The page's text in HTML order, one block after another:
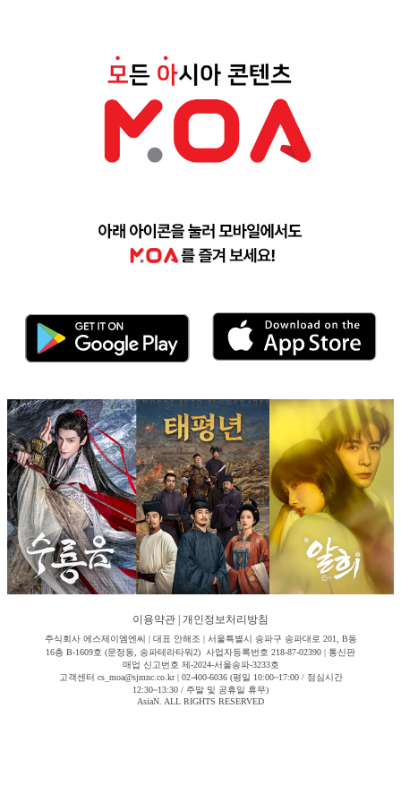
이용약관 개인정보처리방침
주식회사 에스제이엠엔씨 | 대표 안해조 | 서울특별시 송파구 송파대로 201, B동
16층 B-1609호 (문정동, 송파테라타워2) 사업자등록번호 218-87-02390 | 통신판
매업 신고번호 제-2024-서울송파-3233호
고객센터 cs_moa@sjmnc.co.kr | 02-400-6036 (평일 10:00~17:00 / 점심시간
12:30~13:30 / 주말 및 공휴일 휴무)
AsiaN. ALL RIGHTS RESERVED